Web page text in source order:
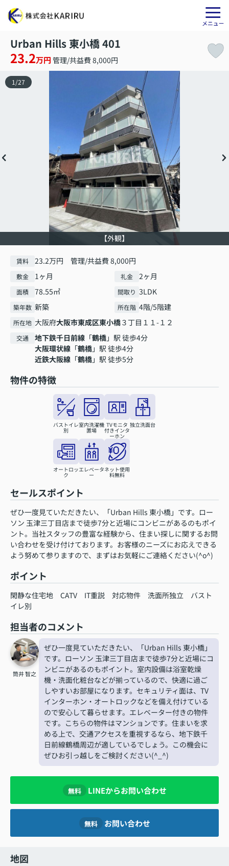
Urban Hills 東小橋 401
23.2万円 管理/共益費 8,000円
【外観】
1 /27
賃料 23.2万円 管理/共益費 8,000円
敷金 1ヶ月 礼金 2ヶ月
面積 78.55㎡ 間取り 3LDK
築年数 新築 所在階 4階/5階建
所在地 大阪府大阪市東成区東小橋３丁目１１-１２
交通 地下鉄千日前線 「鶴橋」駅 徒歩4分
大阪環状線 「鶴橋」駅 徒歩4分
近鉄大阪線 「鶴橋」駅 徒歩5分
物件の特徴
バストイレ
別
室内洗濯機
置場
TVモニタ
付きインタ
ーホン
独立洗面台
オートロッ
ク
エレベータ
ー
ネット使用
料無料
セールスポイント
ぜひ一度見ていただきたい、「Urban Hills 東小橋」です。ロー
ソン 玉津三丁目店まで徒歩7分と近場にコンビニがあるのもポイ
ント。当社スタッフの豊富な経験から、住まい探しに関するお問
い合わせを受け付けております。お客様のニーズにお応えできる
よう努めて参りますので、まずはお気軽にご連絡ください(^o^)
ポイント
閑静な住宅地 CATV IT重説 対応物件 洗面所独立
バスト
イレ別
担当者のコメント
筒井 智之
ぜひ一度見ていただきたい、「Urban Hills 東小橋」
です。ローソン 玉津三丁目店まで徒歩7分と近場にコ
ンビニがあるのもポイント。室内設備は浴室乾燥
機・洗面化粧台などが揃っているので、快適に過ご
しやすいお部屋になります。セキュリティ面は、TV
インターホン・オートロックなどを備え付けている
ので安心して暮らせます。エレベーター付きの物件
です。こちらの物件はマンションです。住まいを求
める上で、交通アクセスを重視するなら、地下鉄千
日前線鶴橋周辺が適しているでしょう。この機会に
ぜひお引っ越しをご検討ください(^_^)
無料 LINEからお問い合わせ
無料 お問い合わせ
地図